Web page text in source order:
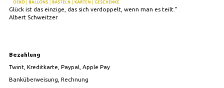
Glück ist das einzige, das sich verdoppelt, wenn man es teilt."
Albert Schweitzer
Bezahlung
Twint, Kreditkarte, Paypal, Apple Pay
Banküberweisung, Rechnung